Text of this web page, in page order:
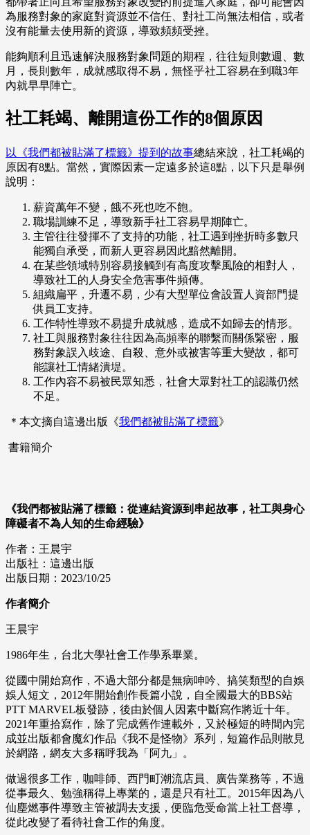
為服務對象的家庭對資源並不信任、對社工尚無法相信，或者
沒有能量去使用新的資源，導致頻頻受挫。
能夠順利且迅速解決服務對象問題的期程，往往短則數週、數
月，長則數年，成就感取得不易，無怪乎社工容易在到職3年
內就早早陣亡。
社工耗竭、離開這份工作的8個原因
以《我們都被貼滿了標籤》提到的故事總結來說，社工耗竭的
原因有8點。當然，實際因素一定遠多於這8點，以下只是舉例
說明：
薪資萬年不變，餓不死也吃不飽。
職場訓練不足，導致新手社工容易早期陣亡。
主管往往發揮不了支持的功能，社工遇到挫折時多數只
能獨自承受，而新人更容易因此黯然離開。
在某些領域特別容易接觸到有高度攻擊風險的相對人，
導致社工的人身安全危害事件頻傳。
組織扁平，升遷不易，少有大型單位會設置人資部門提
供員工支持。
工作特性導致不易提升成就感，造成不如歸去的情形。
社工與服務對象往往因為高頻率的聯繫而關係緊密，服
務對象誤入歧途、自殺、意外或被害等重大變故，都可
能讓社工情緒潰堤。
工作內容不易被民眾知悉，社會大眾對社工的認識仍然
不足。
＊本文摘自這邊出版《我們都被貼滿了標籤》
書籍簡介
《我們都被貼滿了標籤：從連結資源到串起故事，社工與身心
障礙者不為人知的生命經驗》
作者：王晨宇
出版社：這邊出版
出版日期：2023/10/25
作者簡介
王晨宇
1986年生，台北大學社會工作學系畢業。
從國中開始寫作，不過大部分都是無病呻吟、搞笑類型的自娛
娛人短文，2012年開始創作長篇小說，自全國最大的BBS站
PTT MARVEL板發跡，後由於個人因素中斷寫作將近十年。
2021年重拾寫作，除了完成舊作連載外，又於極短的時間內完
成並出版都會魔幻作品《我不是怪物》系列，短篇作品則散見
於網路，網友大多稱呼我為「阿九」。
做過很多工作，咖啡師、西門町潮流店員、廣告業務等，不過
從事最久、勉強稱得上專業的，還是只有社工。2015年因為八
仙塵燃事件導致主管被調去支援，便臨危受命當上社工督導，
從此改變了看待社會工作的角度。